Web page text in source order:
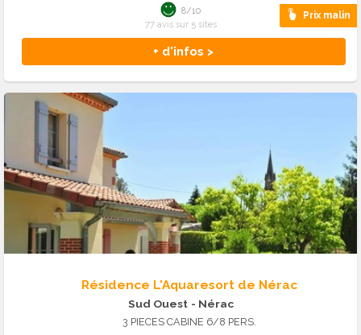
Prix malin
+ d'infos >
8/10
77 avis sur 5 sites
Résidence L'Aquaresort de Nérac
Sud Ouest - Nérac
3 PIECES CABINE 6/8 PERS.